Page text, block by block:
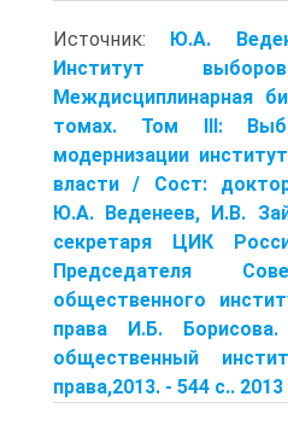
Источник: Ю.А.
Институт
Междисциплинарная
томах. Том III:
модернизации
власти / Сост:
Ю.А. Веденеев, И.В.
секретаря ЦИК
Председателя
общественного
права И.Б.
общественный
права,2013. - 544 с.. 2013